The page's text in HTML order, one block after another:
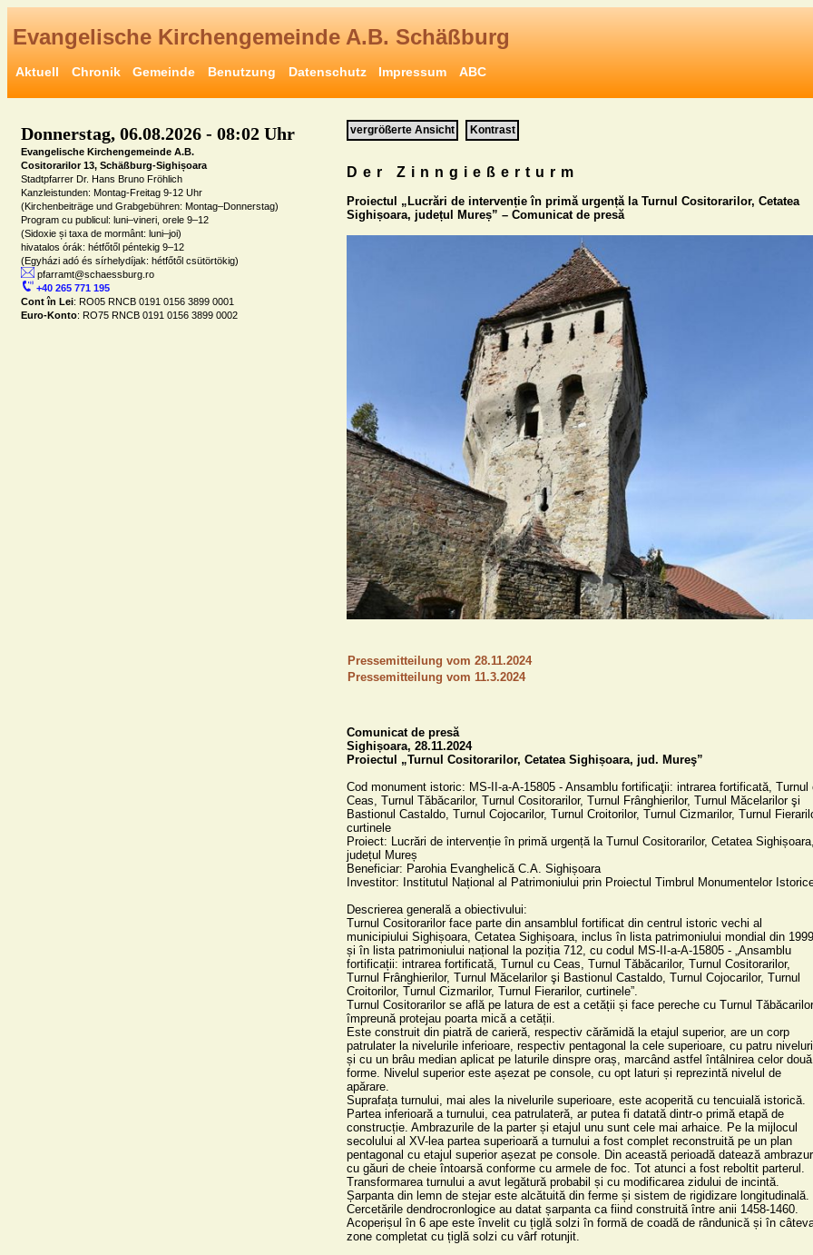
Evangelische Kirchengemeinde A.B. Schäßburg
Aktuell Chronik Gemeinde Benutzung Datenschutz Impressum ABC
Donnerstag, 06.08.2026 - 08:02 Uhr
Evangelische Kirchengemeinde A.B.
Cositorarilor 13, Schäßburg-Sighișoara
Stadtpfarrer Dr. Hans Bruno Fröhlich
Kanzleistunden: Montag-Freitag 9-12 Uhr
(Kirchenbeiträge und Grabgebühren: Montag–Donnerstag)
Program cu publicul: luni–vineri, orele 9–12
(Sidoxie și taxa de mormânt: luni–joi)
hivatalos órák: hétfőtől péntekig 9–12
pfarramt@schaessburg.ro
+40 265 771 195
Cont în Lei
Euro-Konto: RO75 RNCB 0191 0156 3899 0002
vergrößerte Ansicht Kontrast
Der Zinngießerturm
Proiectul „Lucrări de intervenție în primă urgență la Turnul Cositorarilor, Cetatea
Sighișoara, județul Mureș” – Comunicat de presă
Pressemitteilung vom 28.11.2024
Pressemitteilung vom 11.3.2024
Comunicat de presă
Sighișoara, 28.11.2024
Proiectul „Turnul Cositorarilor, Cetatea Sighișoara, jud. Mureş”
Cod monument istoric: MS-II-a-A-15805 - Ansamblu fortificaţii: intrarea fortificată, Turnul
Ceas, Turnul Tăbăcarilor, Turnul Cositorarilor, Turnul Frânghierilor, Turnul Măcelarilor şi
Bastionul Castaldo, Turnul Cojocarilor, Turnul Croitorilor, Turnul Cizmarilor, Turnul
curtinele
Proiect: Lucrări de intervenție în primă urgență la Turnul Cositorarilor, Cetatea
județul Mureș
Beneficiar: Parohia Evanghelică C.A. Sighișoara
Investitor: Institutul Național al Patrimoniului prin Proiectul Timbrul Monumentelor
Descrierea generală a obiectivului:
Turnul Cositorarilor face parte din ansamblul fortificat din centrul istoric vechi al
municipiului Sighișoara, Cetatea Sighișoara, inclus în lista patrimoniului mondial din 1999
și în lista patrimoniului național la poziția 712, cu codul MS-II-a-A-15805 - „Ansamblu
fortificații: intrarea fortificată, Turnul cu Ceas, Turnul Tăbăcarilor, Turnul Cositorarilor,
Turnul Frânghierilor, Turnul Măcelarilor şi Bastionul Castaldo, Turnul Cojocarilor, Turnul
Croitorilor, Turnul Cizmarilor, Turnul Fierarilor, curtinele”.
Turnul Cositorarilor se află pe latura de est a cetății și face pereche cu Turnul
împreună protejau poarta mică a cetății.
Este construit din piatră de carieră, respectiv cărămidă la etajul superior, are un corp
patrulater la nivelurile inferioare, respectiv pentagonal la cele superioare, cu patru niveluri
și cu un brâu median aplicat pe laturile dinspre oraș, marcând astfel întâlnirea celor două
forme. Nivelul superior este așezat pe console, cu opt laturi și reprezintă nivelul de
apărare.
Suprafața turnului, mai ales la nivelurile superioare, este acoperită cu tencuială istorică.
Partea inferioară a turnului, cea patrulateră, ar putea fi datată dintr-o primă etapă de
construcție. Ambrazurile de la parter și etajul unu sunt cele mai arhaice. Pe la mijlocul
secolului al XV-lea partea superioară a turnului a fost complet reconstruită pe un plan
pentagonal cu etajul superior așezat pe console. Din această perioadă datează
cu găuri de cheie întoarsă conforme cu armele de foc. Tot atunci a fost reboltit parterul.
Transformarea turnului a avut legătură probabil și cu modificarea zidului de incintă.
Șarpanta din lemn de stejar este alcătuită din ferme și sistem de rigidizare longitudinală.
Cercetările dendrocronlogice au datat șarpanta ca fiind construită între anii 1458-1460.
Acoperișul în 6 ape este învelit cu țiglă solzi în formă de coadă de rândunică și în
zone completat cu țiglă solzi cu vârf rotunjit.